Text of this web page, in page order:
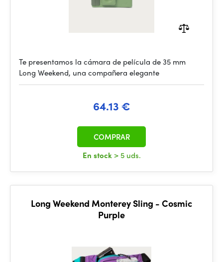
Te presentamos la cámara de película de 35 mm
Long Weekend, una compañera elegante
64.13 €
En stock > 5 uds.
COMPRAR
Long Weekend Monterey Sling - Cosmic
Purple